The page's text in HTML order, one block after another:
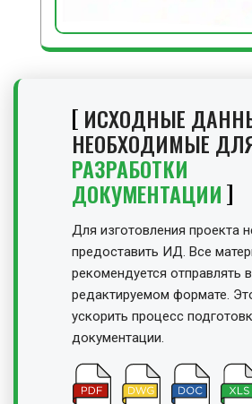
ИСХОДНЫЕ
НЕОБХОДИМЫЕ
РАЗРАБОТКИ
ДОКУМЕНТАЦИИ
Для изготовления проекта
предоставить ИД. Все
рекомендуется отправлять в
редактируемом формате.
ускорить процесс
документации.